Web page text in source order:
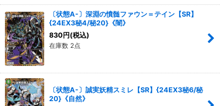
〔状態A-〕深淵の憤髄ファウン＝テイン【SR】
{24EX3秘4/秘20}《闇》
830円(税込)
在庫数 2点
〔状態A-〕誠実妖精スミレ【SR】{24EX3秘6/秘
20}《自然》